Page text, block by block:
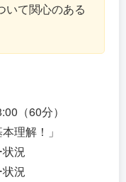
いて関心のある
（60分）
理解！」
況
況